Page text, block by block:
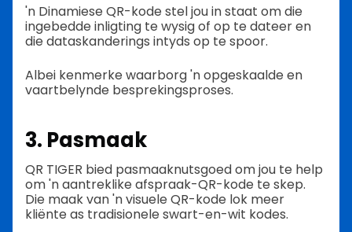
'n Dinamiese QR-kode stel jou in staat om die
ingebedde inligting te wysig of op te dateer en
die dataskanderings intyds op te spoor.
Albei kenmerke waarborg 'n opgeskaalde en
vaartbelynde besprekingsproses.
3. Pasmaak
QR TIGER bied pasmaaknutsgoed om jou te help
om 'n aantreklike afspraak-QR-kode te skep.
Die maak van 'n visuele QR-kode lok meer
kliënte as tradisionele swart-en-wit kodes.